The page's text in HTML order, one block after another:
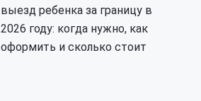
выезд ребенка за границу в
2026 году: когда нужно, как
оформить и сколько стоит